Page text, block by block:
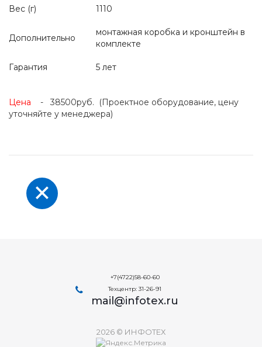
Вес (г) 1110
Дополнительно
монтажная коробка и кронштейн в
комплекте
Гарантия 5 лет
Цена - 38500руб. (Проектное оборудование, цену
уточняйте у менеджера)
+7(4722)58-60-60
Техцентр: 31-26-91
mail@infotex.ru
2026 © ИНФОТЕХ